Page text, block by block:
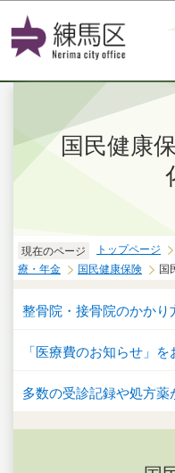
このペ
国民健康
現在のページ トップページ
療・年金
国民健康保険 国
整骨院・接骨院のかか
「医療費のお知らせ」
多数の受診記録や処方